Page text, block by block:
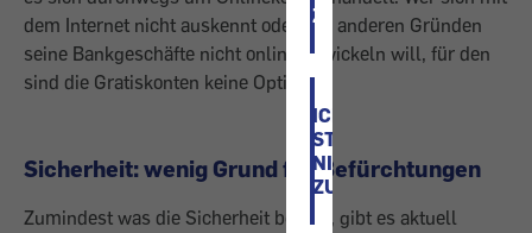
ZU
ICH
STIMME
NICHT
ZU
dem Internet nicht auskennt oder aus anderen Gründen
seine Bankgeschäfte nicht online abwickeln will, für den
sind die Gratiskonten keine Option.
Sicherheit: wenig Grund für Befürchtungen
Zumindest was die Sicherheit betrifft, gibt es aktuell